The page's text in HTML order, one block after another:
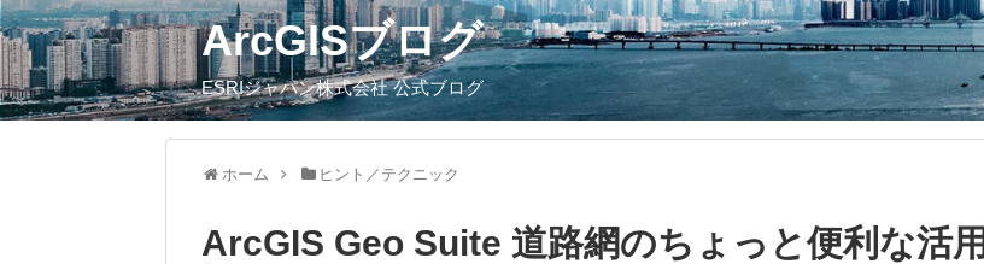
ArcGISブログ
ESRIジャパン株式会社 公式ブログ
ホーム ヒント／テクニック
ArcGIS Geo Suite 道路網のちょっと便利な活用